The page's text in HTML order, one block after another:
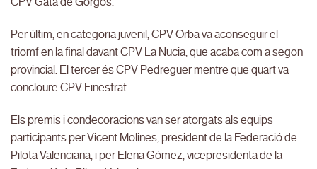
Per últim, en categoria juvenil, CPV Orba va aconseguir el
triomf en la final davant CPV La Nucia, que acaba com a segon
provincial. El tercer és CPV Pedreguer mentre que quart va
concloure CPV Finestrat.
Els premis i condecoracions van ser atorgats als equips
participants per Vicent Molines, president de la Federació de
Pilota Valenciana, i per Elena Gómez, vicepresidenta de la